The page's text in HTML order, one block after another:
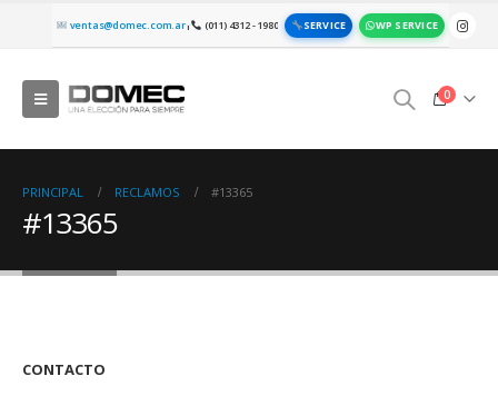
ventas@domec.com.ar| (011) 4312 - 1980 SERVICE WP SERVICE
0
PRINCIPAL RECLAMOS #13365
#13365
CONTACTO